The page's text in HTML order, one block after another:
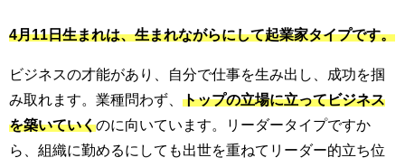
4月11日生まれは、生まれながらにして起業家タイプです。
ビジネスの才能があり、自分で仕事を生み出し、成功を掴
み取れます。業種問わず、 トップの立場に立ってビジネス
を築いていくのに向いています。リーダータイプですか
ら、組織に勤めるにしても出世を重ねてリーダー的立ち位